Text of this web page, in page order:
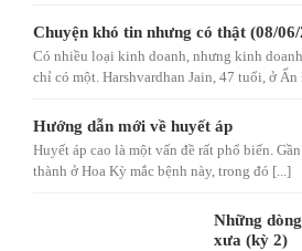
Chuyện khó tin nhưng có thật (08/
Có nhiều loại kinh doanh, nhưng kinh
chỉ có một. Harshvardhan Jain, 47 tuổi, ở Ấn
Hướng dẫn mới về huyết áp
Huyết áp cao là một vấn đề rất phổ biến.
thành ở Hoa Kỳ mắc bệnh này, trong đó [...]
Những
xưa (kỳ 2)